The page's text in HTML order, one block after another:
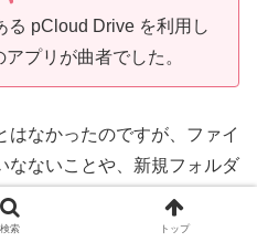
る pCloud Drive を利用し
プリが曲者でした。
はなかったのですが、ファイ
なないことや、新規フォルダ
れないようなことがありまし
検索 トップ